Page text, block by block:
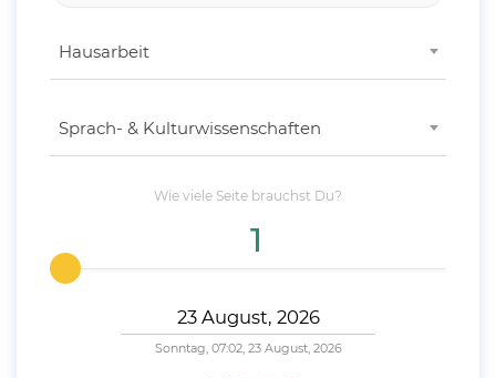
Hausarbeit
Sprach- & Kulturwissenschaften
Wie viele Seite brauchst Du?
Sonntag, 07:02, 23 August, 2026